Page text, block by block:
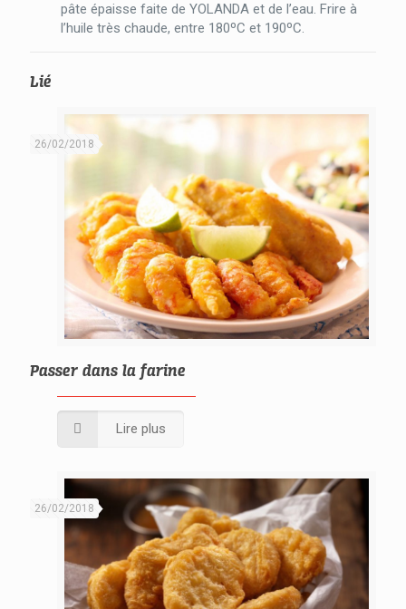
pâte épaisse faite de YOLANDA et de l’eau. Frire à
l’huile très chaude, entre 180ºC et 190ºC.
Lié
26/02/2018
Passer dans la farine
Lire plus
26/02/2018